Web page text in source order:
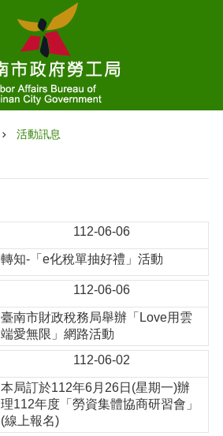
活動訊息
112-06-06
轉知-「e化稅單抽好禮」活動
112-06-06
臺南市財政稅務局舉辦「Love用雲
端愛無限」網路活動
112-06-02
本局訂於112年6月26日(星期一)辦
理112年度「勞資集體協商研習會」
(線上報名)